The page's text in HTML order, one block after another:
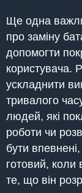
Ще одна
про заміну
допомогти
користувача.
ускладнити
тривалого
людей, які
роботи чи
бути
готовий, коли
те, що він